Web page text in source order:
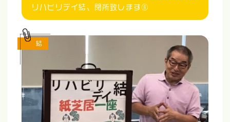
リハビリデイ結、閉所致します⑥
結